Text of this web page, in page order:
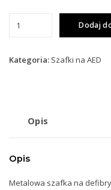
metalowa
Dodaj
Kategoria: Szafki na AED
Opis
Opis
Metalowa szafka na